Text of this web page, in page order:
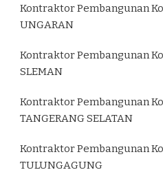
Kontraktor Pembangunan
UNGARAN
Kontraktor Pembangunan
SLEMAN
Kontraktor Pembangunan
TANGERANG SELATAN
Kontraktor Pembangunan
TULUNGAGUNG